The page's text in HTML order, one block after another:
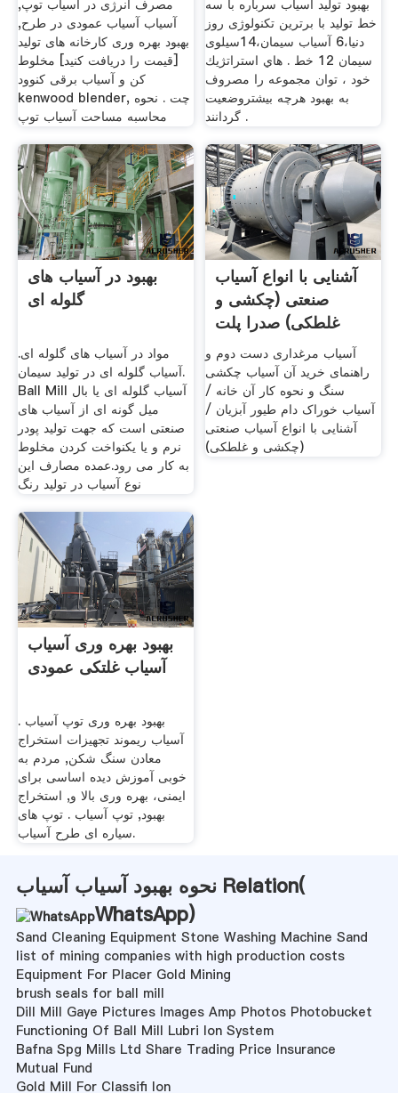
مصرف انرژی در آسیاب توپ,
آسیاب آسیاب عمودی در طرح,
بهبود بهره وری کارخانه های تولید
[قیمت را دریافت کنید] مخلوط
کن و آسیاب برقی کنوود
kenwood blender, چت . نحوه
محاسبه مساحت آسیاب توپ
بهبود تولید آسیاب سرباره با سه
خط تولید با برترین تکنولوژی روز
دنیا،6 آسیاب سیمان،14سیلوی
سیمان 12 خط . هاي استراتژيك
خود ، توان مجموعه را مصروف
به بهبود هرچه بيشتروضعيت
گردانند .
بهبود در آسیاب های
گلوله ای
مواد در آسیاب های گلوله ای.
آسیاب گلوله ای در تولید سیمان.
Ball Mill آسیاب گلوله ای یا بال
میل گونه ای از آسیاب های
صنعتی است که جهت تولید پودر
نرم و یا یکنواخت کردن مخلوط
به کار می رود.عمده مصارف این
نوع آسیاب در تولید رنگ
آشنایی با انواع آسیاب
صنعتی (چکشی و
غلطکی) صدرا پلت
آسیاب مرغداری دست دوم و
راهنمای خرید آن آسیاب چکشی
سنگ و نحوه کار آن خانه /
آسیاب خوراک دام طیور آبزیان /
آشنایی با انواع آسیاب صنعتی
(چکشی و غلطکی)
بهبود بهره وری آسیاب
آسیاب غلتکی عمودی
بهبود بهره وری توپ آسیاب .
آسیاب ریموند تجهیزات استخراج
معادن سنگ شکن, مردم به
خوبی آموزش دیده اساسی برای
ایمنی، بهره وری بالا و, استخراج
بهبود, توپ آسیاب . توپ های
سیاره ای طرح آسیاب.
نحوه بهبود آسیاب آسیاب Relation(
WhatsApp)
Sand Cleaning Equipment Stone Washing Machine Sand
list of mining companies with high production costs
Equipment For Placer Gold Mining
brush seals for ball mill
Dill Mill Gaye Pictures Images Amp Photos Photobucket
Functioning Of Ball Mill Lubri Ion System
Bafna Spg Mills Ltd Share Trading Price Insurance
Mutual Fund
Gold Mill For Classifi Ion